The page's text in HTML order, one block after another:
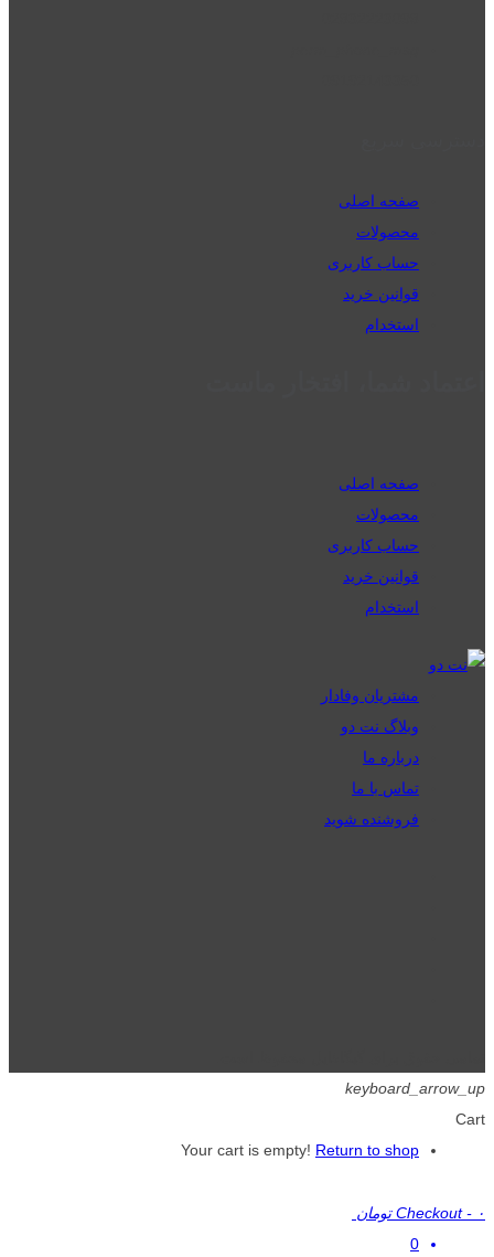
صفحه اصلی
محصولات
حساب کاربری
قوانین خرید
استخدام
صفحه اصلی
محصولات
حساب کاربری
قوانین خرید
استخدام
مشتریان وفادار
وبلاگ نت دو
درباره ما
تماس با ما
فروشنده شوید
keyboard_arrow_up
Cart
Your cart is empty! Return to shop
Checkout - ۰ تومان
0